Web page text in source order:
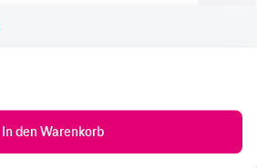
In den Warenkorb